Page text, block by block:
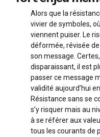
Alors que la
vivier de symboles,
viennent puiser. Le
déformée, révisée
son message.
disparaissant, il est
passer ce message
validité aujourd’hui
Résistance sans se
s’y risquer mais au
à se référer aux
tous les courants de